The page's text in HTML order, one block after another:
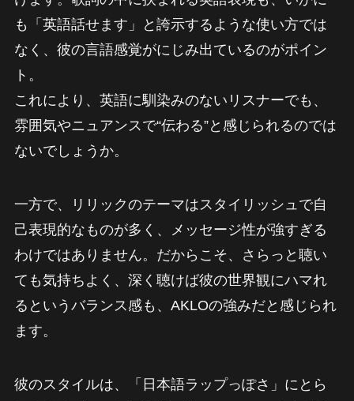
も「英語話せます」と誇示するような使い方では
なく、彼の言語感覚がにじみ出ているのがポイン
ト。
これにより、英語に馴染みのないリスナーでも、
雰囲気やニュアンスで“伝わる”と感じられるのでは
ないでしょうか。
一方で、リリックのテーマはスタイリッシュで自
己表現的なものが多く、メッセージ性が強すぎる
わけではありません。だからこそ、さらっと聴い
ても気持ちよく、深く聴けば彼の世界観にハマれ
るというバランス感も、AKLOの強みだと感じられ
ます。
彼のスタイルは、「日本語ラップっぽさ」にとら